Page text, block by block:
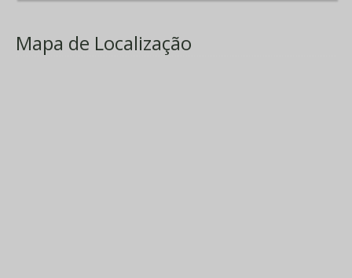
Mapa de Localização